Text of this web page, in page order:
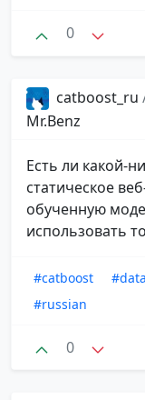
0
catboost_ru
Mr.Benz
Есть ли какой-
статическое
обученную
использовать
#catboost
#russian
0